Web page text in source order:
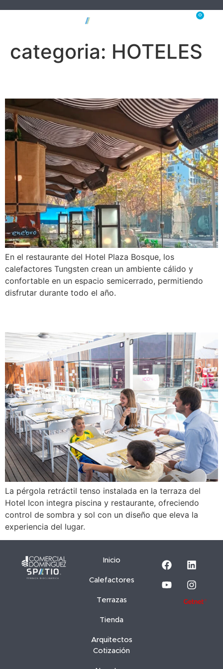
0
categoria: HOTELES
En el restaurante del Hotel Plaza Bosque, los
calefactores Tungsten crean un ambiente cálido y
confortable en un espacio semicerrado, permitiendo
disfrutar durante todo el año.
La pérgola retráctil tenso instalada en la terraza del
Hotel Icon integra piscina y restaurante, ofreciendo
control de sombra y sol con un diseño que eleva la
experiencia del lugar.
Inicio
Calefactores
Terrazas
Tienda
Arquitectos
Cotización